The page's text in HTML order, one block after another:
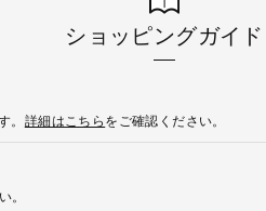
ショッピングガイド
詳細はこちらをご確認ください。
。